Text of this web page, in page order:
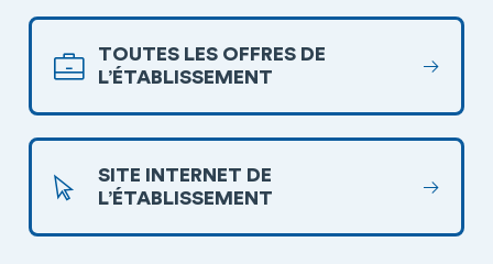
TOUTES LES OFFRES DE
L’ÉTABLISSEMENT
SITE INTERNET DE
L’ÉTABLISSEMENT